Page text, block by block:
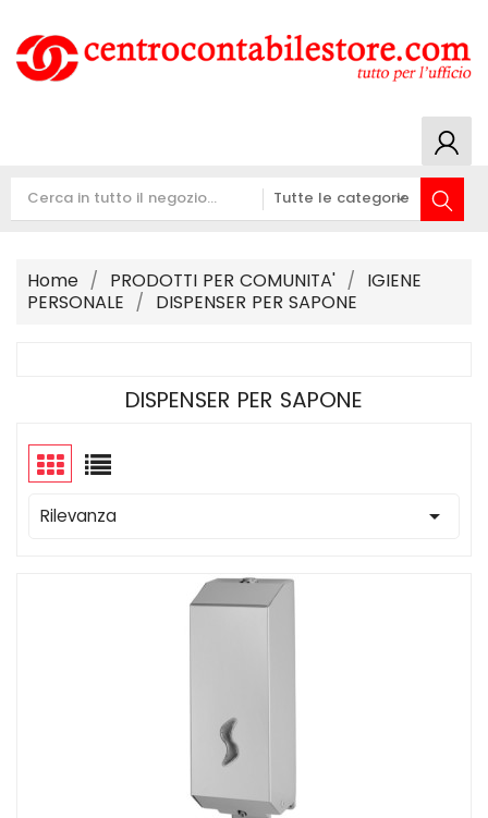
Home PRODOTTI PER COMUNITA'
IGIENE
PERSONALE
DISPENSER PER SAPONE
DISPENSER PER SAPONE
Rilevanza 